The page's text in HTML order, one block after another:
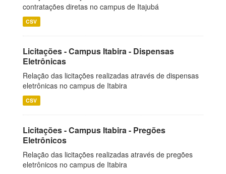
contratações diretas no campus de Itajubá
CSV
Licitações - Campus Itabira - Dispensas
Eletrônicas
Relação das licitações realizadas através de dispensas
eletrônicas no campus de Itabira
CSV
Licitações - Campus Itabira - Pregões
Eletrônicos
Relação das licitações realizadas através de pregões
eletrônicos no campus de Itabira